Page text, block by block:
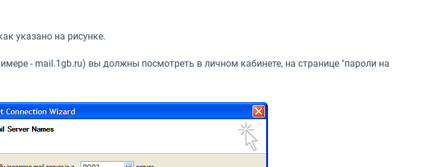
указано на рисунке.
- mail.1gb.ru) вы должны посмотреть в личном кабинете, на странице "пароли на